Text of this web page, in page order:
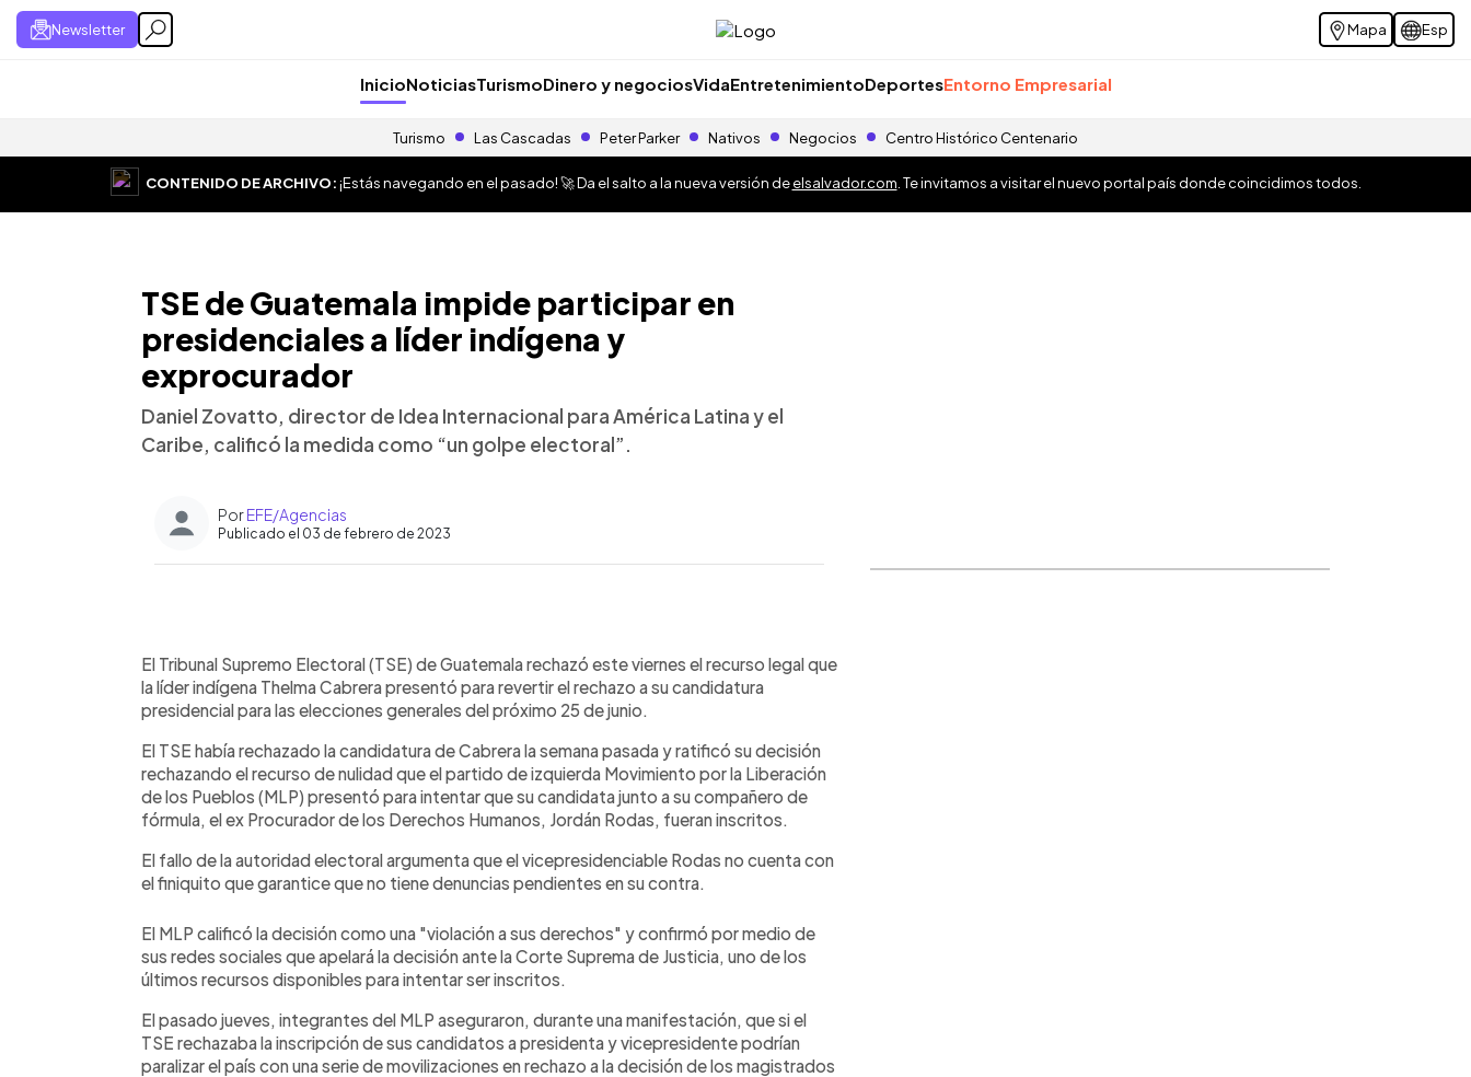
Newsletter Mapa Esp
InicioNoticiasTurismoDinero y negociosVidaEntretenimientoDeportesEntorno Empresarial
Turismo Las Cascadas Peter Parker Nativos Negocios Centro Histórico Centenario
CONTENIDO DE ARCHIVO:¡Estás navegando en el pasado! 🚀 Da el salto a la nueva versión deelsalvador.com . Te invitamos a visitar el nuevo portal país donde coincidimos todos.
TSE de Guatemala impide participar en
presidenciales a líder indígena y
exprocurador
Daniel Zovatto, director de Idea Internacional para América Latina y el
Caribe, calificó la medida como “un golpe electoral”.
PorEFE/Agencias
Publicado el 03 de febrero de 2023
► Escuchar artículo
El Tribunal Supremo Electoral (TSE) de Guatemala rechazó este viernes el recurso legal que
la líder indígena Thelma Cabrera presentó para revertir el rechazo a su candidatura
presidencial para las elecciones generales del próximo 25 de junio.
El TSE había rechazado la candidatura de Cabrera la semana pasada y ratificó su decisión
rechazando el recurso de nulidad que el partido de izquierda Movimiento por la Liberación
de los Pueblos (MLP) presentó para intentar que su candidata junto a su compañero de
fórmula, el ex Procurador de los Derechos Humanos, Jordán Rodas, fueran inscritos.
El fallo de la autoridad electoral argumenta que el vicepresidenciable Rodas no cuenta con
el finiquito que garantice que no tiene denuncias pendientes en su contra.
El MLP calificó la decisión como una "violación a sus derechos" y confirmó por medio de
sus redes sociales que apelará la decisión ante la Corte Suprema de Justicia, uno de los
últimos recursos disponibles para intentar ser inscritos.
El pasado jueves, integrantes del MLP aseguraron, durante una manifestación, que si el
TSE rechazaba la inscripción de sus candidatos a presidenta y vicepresidente podrían
paralizar el país con una serie de movilizaciones en rechazo a la decisión de los magistrados